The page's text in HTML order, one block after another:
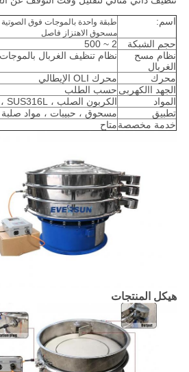
اسم:
طبقة واحدة بالموجات فوق الصوتية
مسحوق الاهتزاز فاصل
حجم الشبكة
2 ~ 500
نظام مسح
الغربال
نظام تنظيف الغربال
محرك
محرك OLI الإيطالي
الجهد االكهربى حسب الطلب
المواد
الكربون الصلب ، SUS304 ، SUS316L
تطبيق
مسحوق ، حبيبات ، مواد صلبة
خدمة مخصصةمتاح
هيكل المنتجات